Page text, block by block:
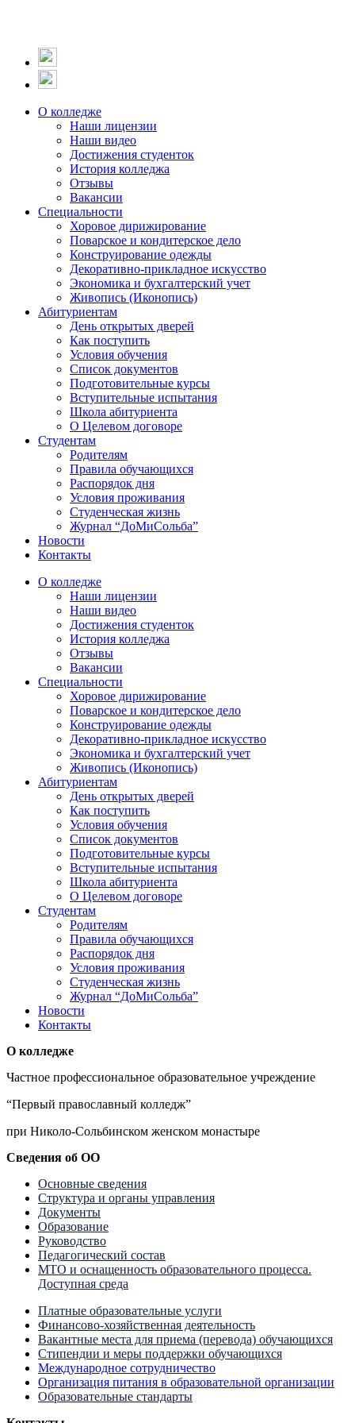
О колледже
Наши лицензии
Наши видео
Достижения студенток
История колледжа
Отзывы
Вакансии
Специальности
Хоровое дирижирование
Поварское и кондитерское дело
Конструирование одежды
Декоративно-прикладное искусство
Экономика и бухгалтерский учет​
Живопись (Иконопись)
Абитуриентам
День открытых дверей
Как поступить
Условия обучения
Список документов
Подготовительные курсы
Вступительные испытания
Школа абитуриента
О Целевом договоре
Студентам
Родителям
Правила обучающихся
Распорядок дня
Условия проживания
Студенческая жизнь
Журнал “ДоМиСольба”
Новости
Контакты
О колледже
Наши лицензии
Наши видео
Достижения студенток
История колледжа
Отзывы
Вакансии
Специальности
Хоровое дирижирование
Поварское и кондитерское дело
Конструирование одежды
Декоративно-прикладное искусство
Экономика и бухгалтерский учет​
Живопись (Иконопись)
Абитуриентам
День открытых дверей
Как поступить
Условия обучения
Список документов
Подготовительные курсы
Вступительные испытания
Школа абитуриента
О Целевом договоре
Студентам
Родителям
Правила обучающихся
Распорядок дня
Условия проживания
Студенческая жизнь
Журнал “ДоМиСольба”
Новости
Контакты
О колледже
Частное профессиональное образовательное учреждение
“Первый православный колледж”
при Николо-Сольбинском женском монастыре
Сведения об ОО
Основные сведения
Структура и органы управления
Документы
Образование
Руководство
Педагогический состав
МТО и оснащенность образовательного процесса.
Доступная среда
Платные образовательные услуги
Финансово-хозяйственная деятельность
Вакантные места для приема (перевода) обучающихся
Стипендии и меры поддержки обучающихся
Международное сотрудничество
Организация питания в образовательной организации
Образовательные стандарты